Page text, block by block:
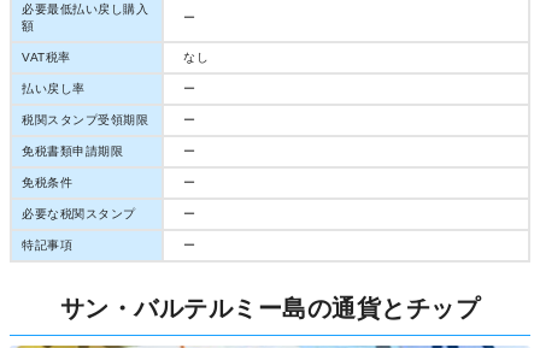
必要最低払い戻し購入
額
ー
VAT税率 なし
払い戻し率 ー
税関スタンプ受領期限 ー
免税書類申請期限 ー
免税条件 ー
必要な税関スタンプ ー
特記事項 ー
サン・バルテルミー島の通貨とチップ